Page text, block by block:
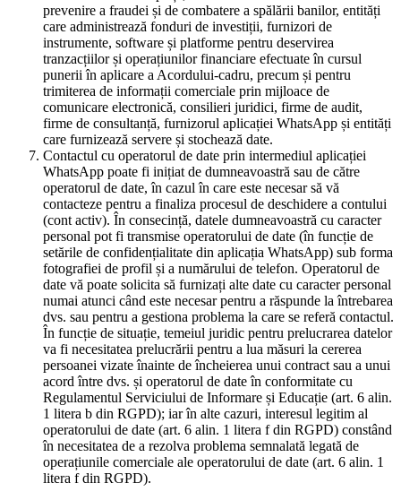
prevenire a fraudei și de combatere a spălării banilor, entități
care administrează fonduri de investiții, furnizori de
instrumente, software și platforme pentru deservirea
tranzacțiilor și operațiunilor financiare efectuate în cursul
punerii în aplicare a Acordului-cadru, precum și pentru
trimiterea de informații comerciale prin mijloace de
comunicare electronică, consilieri juridici, firme de audit,
firme de consultanță, furnizorul aplicației WhatsApp și entități
care furnizează servere și stochează date.
Contactul cu operatorul de date prin intermediul aplicației
WhatsApp poate fi inițiat de dumneavoastră sau de către
operatorul de date, în cazul în care este necesar să vă
contacteze pentru a finaliza procesul de deschidere a contului
(cont activ). În consecință, datele dumneavoastră cu caracter
personal pot fi transmise operatorului de date (în funcție de
setările de confidențialitate din aplicația WhatsApp) sub forma
fotografiei de profil și a numărului de telefon. Operatorul de
date vă poate solicita să furnizați alte date cu caracter personal
numai atunci când este necesar pentru a răspunde la întrebarea
dvs. sau pentru a gestiona problema la care se referă contactul.
În funcție de situație, temeiul juridic pentru prelucrarea datelor
va fi necesitatea prelucrării pentru a lua măsuri la cererea
persoanei vizate înainte de încheierea unui contract sau a unui
acord între dvs. și operatorul de date în conformitate cu
Regulamentul Serviciului de Informare și Educație (art. 6 alin.
1 litera b din RGPD); iar în alte cazuri, interesul legitim al
operatorului de date (art. 6 alin. 1 litera f din RGPD) constând
în necesitatea de a rezolva problema semnalată legată de
operațiunile comerciale ale operatorului de date (art. 6 alin. 1
litera f din RGPD).